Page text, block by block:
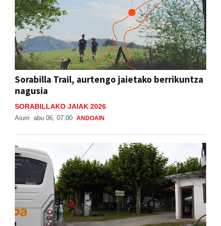
Sorabilla Trail, aurtengo jaietako berrikuntza
nagusia
SORABILLAKO JAIAK 2026
Aiurri abu 06, 07:00 ANDOAIN